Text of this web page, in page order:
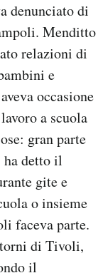
denunciato di
Menditto
relazioni di
e
occasione
a scuola
gran parte
ha detto il
gite e
o insieme
faceva parte.
di Tivoli,
il